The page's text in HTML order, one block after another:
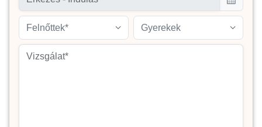
Felnőttek* Gyerekek